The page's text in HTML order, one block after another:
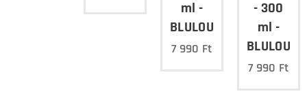
ml -
BLULOU
7 990 Ft
- 300
ml -
BLULOU
7 990 Ft